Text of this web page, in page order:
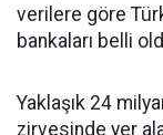
verilere göre
bankaları belli
Yaklaşık 24
zirvesinde yer